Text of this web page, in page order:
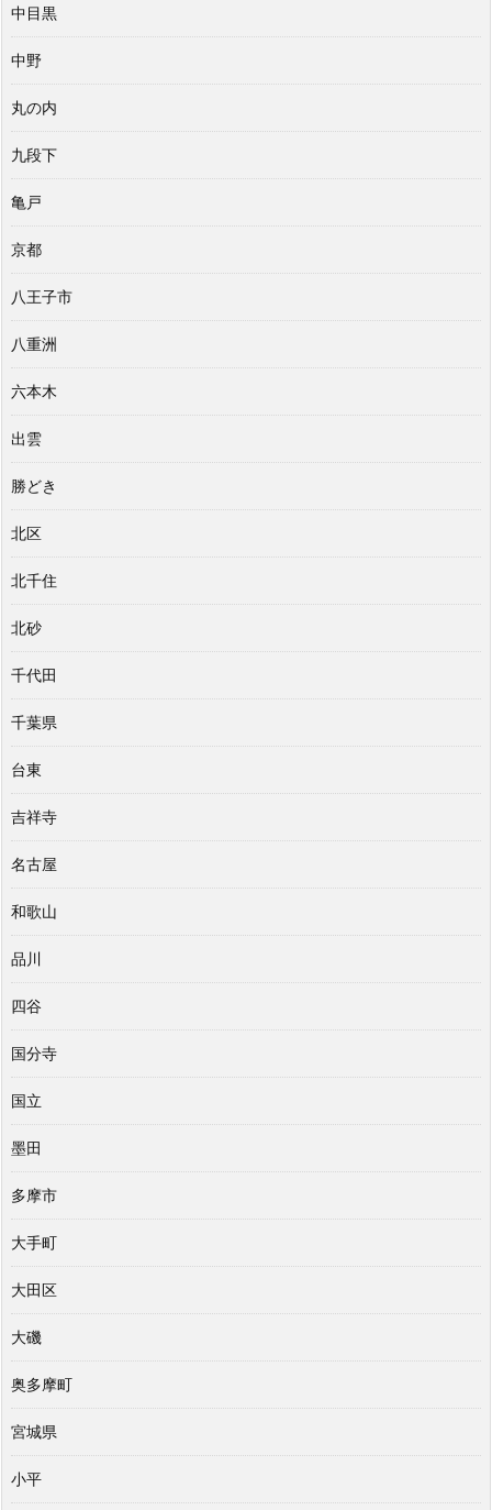
中目黒
中野
丸の内
九段下
亀戸
京都
八王子市
八重洲
六本木
出雲
勝どき
北区
北千住
北砂
千代田
千葉県
台東
吉祥寺
名古屋
和歌山
品川
四谷
国分寺
国立
墨田
多摩市
大手町
大田区
大磯
奥多摩町
宮城県
小平